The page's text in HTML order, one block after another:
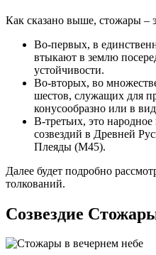
Как сказано выше, стожары –
Во-первых, в
втыкают в землю
устойчивости.
Во-вторых, во
шестов, служащих для
конусообразно или в
В-третьих, это
созвездий в Древней
Плеяды (М45).
Далее будет подробно
толкований.
Созвездие